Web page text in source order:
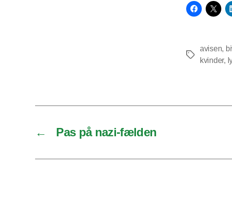
Tags
avisen,
kvinder,
← Pas på nazi-fælden